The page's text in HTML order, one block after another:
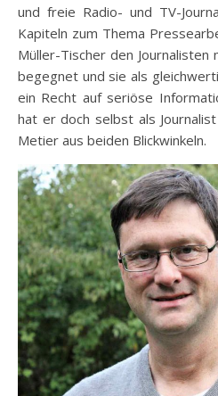
und freie Radio- und TV-
Kapiteln zum Thema
Müller-Tischer den
begegnet und sie als
ein Recht auf seriöse
hat er doch selbst als
Metier aus beiden Blickwinkeln.